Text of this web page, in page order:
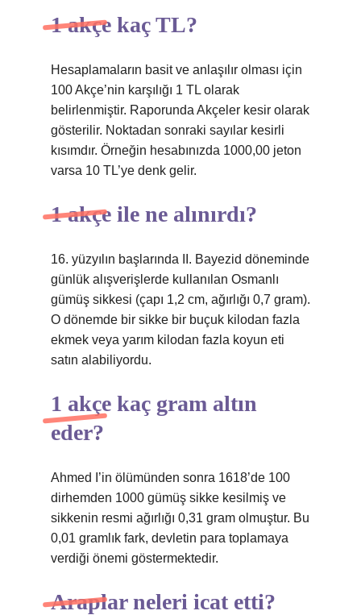
1 akçe kaç TL?
Hesaplamaların basit ve anlaşılır olması için
100 Akçe’nin karşılığı 1 TL olarak
belirlenmiştir. Raporunda Akçeler kesir olarak
gösterilir. Noktadan sonraki sayılar kesirli
kısımdır. Örneğin hesabınızda 1000,00 jeton
varsa 10 TL’ye denk gelir.
1 akçe ile ne alınırdı?
16. yüzyılın başlarında II. Bayezid döneminde
günlük alışverişlerde kullanılan Osmanlı
gümüş sikkesi (çapı 1,2 cm, ağırlığı 0,7 gram).
O dönemde bir sikke bir buçuk kilodan fazla
ekmek veya yarım kilodan fazla koyun eti
satın alabiliyordu.
1 akçe kaç gram altın
eder?
Ahmed I’in ölümünden sonra 1618’de 100
dirhemden 1000 gümüş sikke kesilmiş ve
sikkenin resmi ağırlığı 0,31 gram olmuştur. Bu
0,01 gramlık fark, devletin para toplamaya
verdiği önemi göstermektedir.
Araplar neleri icat etti?